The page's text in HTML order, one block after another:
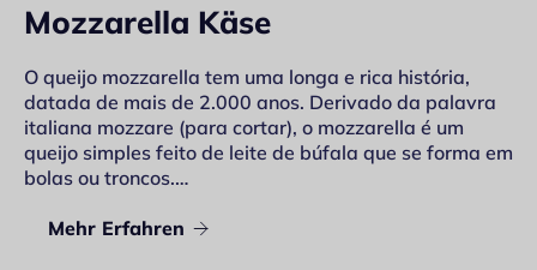
Mozzarella Käse
O queijo mozzarella tem uma longa e rica história,
datada de mais de 2.000 anos. Derivado da palavra
italiana mozzare (para cortar), o mozzarella é um
queijo simples feito de leite de búfala que se forma em
bolas ou troncos.…
Mehr Erfahren